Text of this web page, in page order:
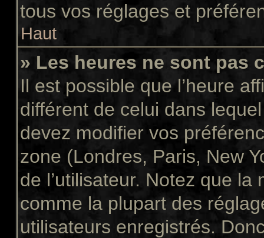
tous vos réglages et
Haut
» Les heures ne sont pas
Il est possible que l’heure
différent de celui dans
devez modifier vos
zone (Londres, Paris, New
de l’utilisateur. Notez que
comme la plupart des
utilisateurs enregistrés.